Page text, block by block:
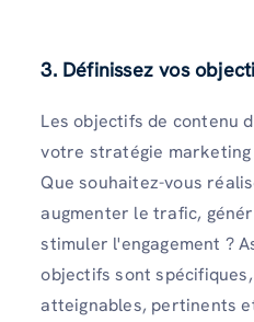
3. Définissez vos
Les objectifs de contenu
votre stratégie
Que souhaitez-vous
augmenter le trafic,
stimuler l'engagement ?
objectifs sont
atteignables, pertinents